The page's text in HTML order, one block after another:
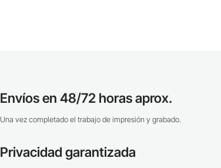
Envíos en 48/72 horas aprox.
Una vez completado el trabajo de impresión y grabado.
Privacidad garantizada